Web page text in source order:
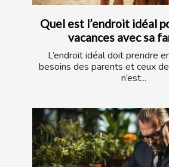
Quel est l’endroit idéal
vacances avec sa
L’endroit idéal doit prendre
besoins des parents et ceux
n’est...